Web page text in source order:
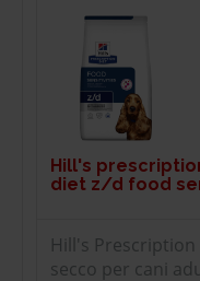
Hill's
diet z/d food
Hill's
secco per cani